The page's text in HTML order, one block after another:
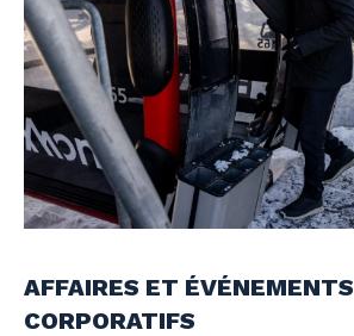
AFFAIRES ET ÉVÉNEMENTS
CORPORATIFS